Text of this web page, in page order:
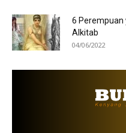
6 Perempuan
Alkitab
04/06/2022